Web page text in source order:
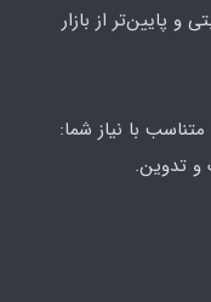
و پایین‌تر از بازار
با نیاز شما:
و تدوین.